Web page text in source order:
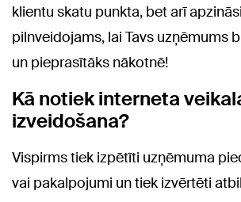
klientu skatu punkta, bet arī
pilnveidojams, lai Tavs uzņēmums
un pieprasītāks nākotnē!
Kā notiek interneta
izveidošana?
Vispirms tiek izpētīti uzņēmuma
vai pakalpojumi un tiek izvērtēti